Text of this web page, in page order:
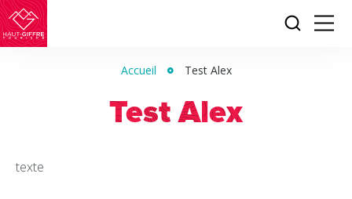
Haut-
Menu
Accueil Test Alex
Test Alex
texte